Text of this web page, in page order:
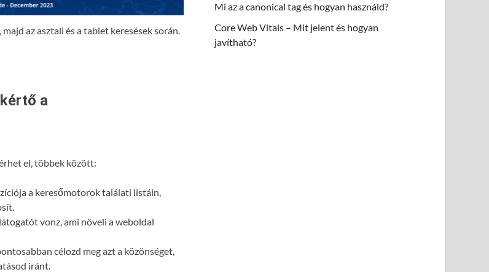
az asztali és a tablet keresések során.
a
el, többek között:
a keresőmotorok találati listáin,
vonz, ami növeli a weboldal
célozd meg azt a közönséget,
iránt.
Mi az a canonical tag és hogyan használd?
Core Web Vitals – Mit jelent és hogyan
javítható?